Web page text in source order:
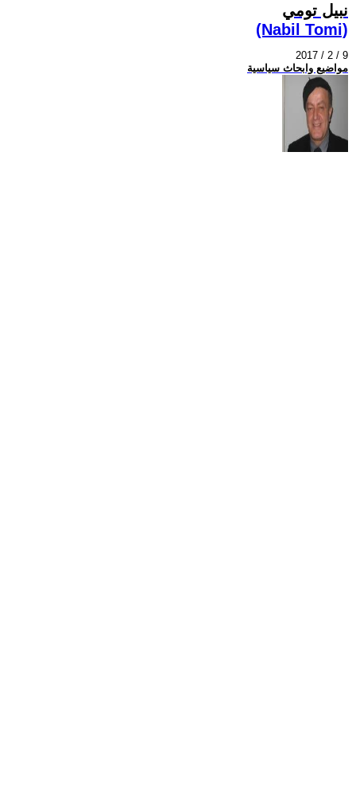
نبيل تومي
(Nabil Tomi)
2017 / 2 / 9
مواضيع وابحاث سياسية